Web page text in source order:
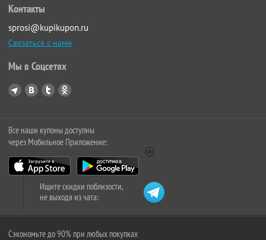
Контакты
sprosi@kupikupon.ru
Связаться с нами
Мы в Соцсетях
Все наши купоны доступны
через Мобильное Приложение:
Ищите скидки поблизости,
не выходя из чата:
Сэкономьте до 90% при любых покупках